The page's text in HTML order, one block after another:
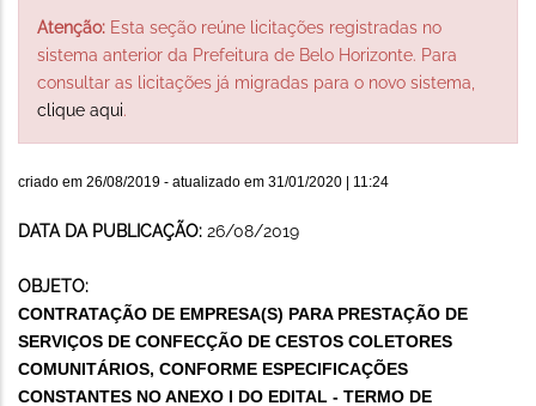
Atenção: Esta seção reúne licitações registradas no
sistema anterior da Prefeitura de Belo Horizonte. Para
consultar as licitações já migradas para o novo sistema,
clique aqui.
criado em 26/08/2019 - atualizado em 31/01/2020 | 11:24
DATA DA PUBLICAÇÃO: 26/08/2019
OBJETO:
CONTRATAÇÃO DE EMPRESA(S) PARA PRESTAÇÃO DE
SERVIÇOS DE CONFECÇÃO DE CESTOS COLETORES
COMUNITÁRIOS, CONFORME ESPECIFICAÇÕES
CONSTANTES NO ANEXO I DO EDITAL - TERMO DE